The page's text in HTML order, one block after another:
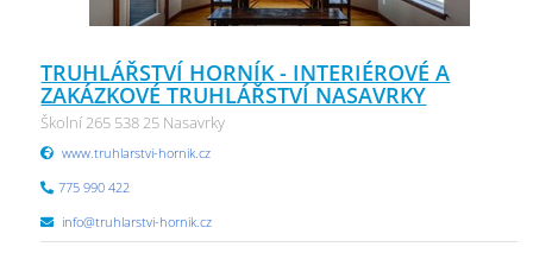
TRUHLÁŘSTVÍ HORNÍK - INTERIÉROVÉ A
ZAKÁZKOVÉ TRUHLÁŘSTVÍ NASAVRKY
Školní 265 538 25 Nasavrky
www.truhlarstvi-hornik.cz
775 990 422
info@truhlarstvi-hornik.cz